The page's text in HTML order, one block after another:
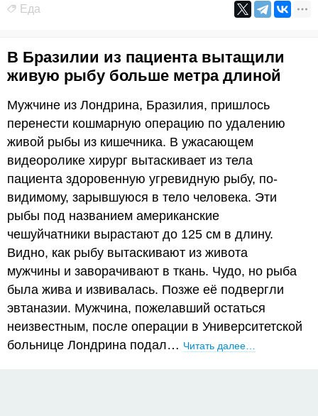
Еда
В Бразилии из пациента вытащили
живую рыбу больше метра длиной
Мужчине из Лондрина, Бразилия, пришлось
перенести кошмарную операцию по удалению
живой рыбы из кишечника. В ужасающем
видеоролике хирург вытаскивает из тела
пациента здоровенную угревидную рыбу, по-
видимому, зарывшуюся в тело человека. Эти
рыбы под названием американские
чешуйчатники вырастают до 125 см в длину.
Видно, как рыбу вытаскивают из живота
мужчины и заворачивают в ткань. Чудо, но рыба
была жива и извивалась. Позже её подвергли
эвтаназии. Мужчина, пожелавший остаться
неизвестным, после операции в Университетской
больнице Лондрина подал… Читать далее…